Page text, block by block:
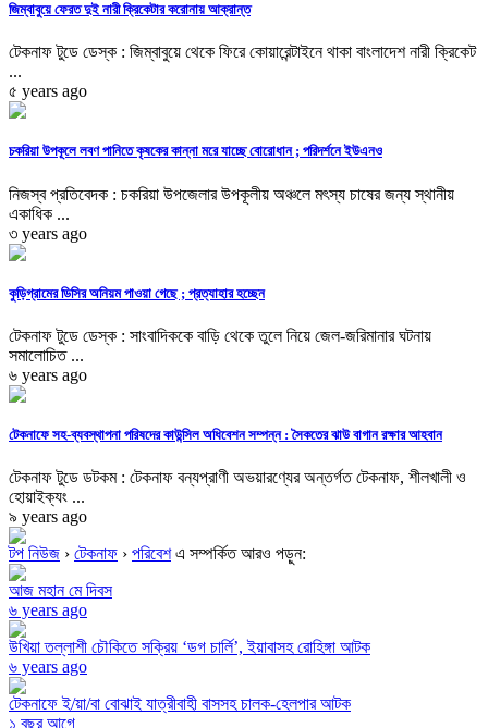
জিম্বাবুয়ে ফেরত দুই নারী ক্রিকেটার করোনায় আক্রান্ত
টেকনাফ টুডে ডেস্ক : জিম্বাবুয়ে থেকে ফিরে কোয়ারেন্টাইনে থাকা বাংলাদেশ নারী ক্রিকেট
...
৫ years ago
চকরিয়া উপকূলে লবণ পানিতে কৃষকের কান্না মরে যাচ্ছে বোরোধান ; পরিদর্শনে ইউএনও
নিজস্ব প্রতিবেদক : চকরিয়া উপজেলার উপকূলীয় অঞ্চলে মৎস্য চাষের জন্য স্থানীয়
একাধিক ...
৩ years ago
কুড়িগ্রামের ডিসির অনিয়ম পাওয়া গেছে ; প্রত্যাহার হচ্ছেন
টেকনাফ টুডে ডেস্ক : সাংবাদিককে বাড়ি থেকে তুলে নিয়ে জেল-জরিমানার ঘটনায়
সমালোচিত ...
৬ years ago
টেকনাফে সহ-ব্যবস্থাপনা পরিষদের কাউন্সিল অধিবেশন সম্পন্ন : সৈকতের ঝাউ বাগান রক্ষার আহবান
টেকনাফ টুডে ডটকম : টেকনাফ বন্যপ্রাণী অভয়ারণ্যের অন্তর্গত টেকনাফ, শীলখালী ও
হোয়াইক্যং ...
৯ years ago
টপ নিউজ › টেকনাফ › পরিবেশএ সম্পর্কিত আরও পড়ুন:
আজ মহান মে দিবস
৬ years ago
উখিয়া তল্লাশী চৌকিতে সক্রিয় ‘ডগ চার্লি’, ইয়াবাসহ রোহিঙ্গা আটক
৬ years ago
টেকনাফে ই/য়া/বা বোঝাই যাত্রীবাহী বাসসহ চালক-হেলপার আটক
১ বছর আগে